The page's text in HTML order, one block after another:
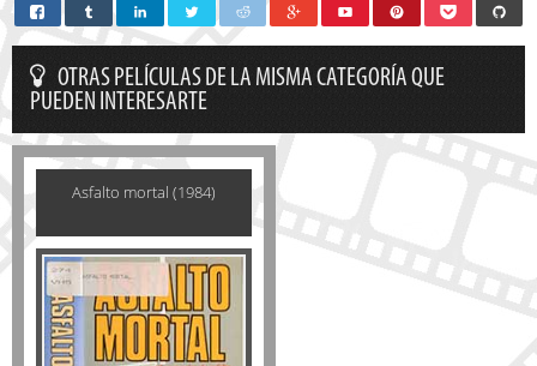
OTRAS PELÍCULAS DE LA MISMA CATEGORÍA QUE
PUEDEN INTERESARTE
Asfalto mortal (1984)